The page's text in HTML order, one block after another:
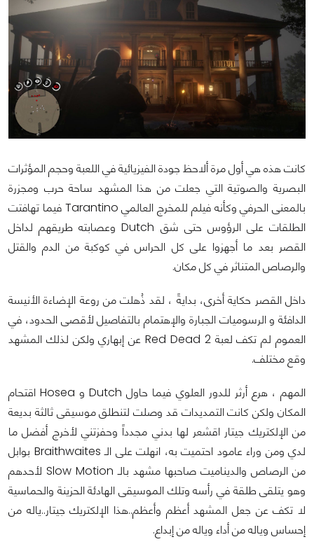
كانت هذه هي أول مرة ألاحظ جودة الفيزيائية في اللعبة وحجم المؤثرات
البصرية والصوتية التي جعلت من هذا المشهد ساحة حرب ومجزرة
بالمعنى الحرفي وكأنه فيلم للمخرج العالمي Tarantino فيما تهافتت
الطلقات على الرؤوس حتى شق Dutch وعصابته طريقهم لداخل
القصر بعد ما أجهزوا على كل الحراس في كوكبة من الدم والقتل
والرصاص المتناثر في كل مكان.
داخل القصر حكاية أخرى، بدايةً ، لقد ذُهلت من روعة الإضاءة الأنيسة
الدافئة و الرسوميات الجبارة والإهتمام بالتفاصيل لأقصى الحدود، في
العموم لم تكف لعبة Red Dead 2 عن إبهاري ولكن لذلك المشهد
وقع مختلف.
المهم ، هرع أرثر للدور العلوي فيما حاول Dutch و Hosea اقتحام
المكان ولكن كانت التمديدات قد وصلت لتنطلق موسيقى ثالثة بديعة
من الإلكتريك جيتار اقشعر لها بدني مجدداً وحفزتني لأخرج أفضل ما
لدي ومن وراء عامود احتميت به، انهلت على الـ Braithwaites بوابل
من الرصاص والديناميت صاحبها مشهد بالـ Slow Motion لأحدهم
وهو يتلقى طلقة في رأسه وتلك الموسيقى الهادئة الحزينة والحماسية
لا تكف عن جعل المشهد أعظم وأعظم..هذا الإلكتريك جيتار..ياله من
إحساس وياله من أداء وياله من إبداع.